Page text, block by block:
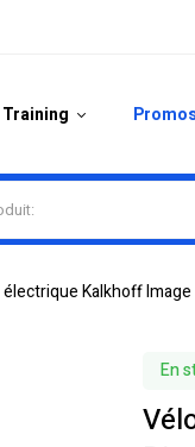
Training
Kalkhoff Image
En